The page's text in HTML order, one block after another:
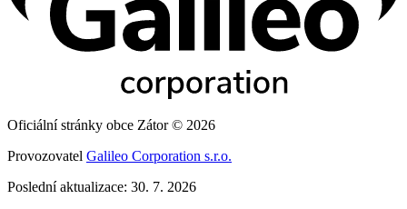
Oficiální stránky obce Zátor © 2026
Provozovatel Galileo Corporation s.r.o.
Poslední aktualizace: 30. 7. 2026